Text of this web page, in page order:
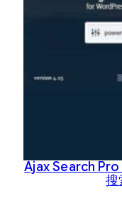
Ajax Search
搜